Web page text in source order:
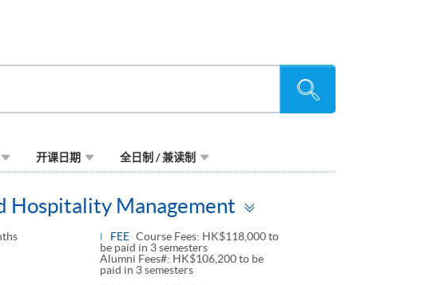
开课日期 全日制 / 兼读制
Hospitality Management
panel
FEE Course Fees: HK$118,000 to
be paid in 3 semesters
Alumni Fees#: HK$106,200 to be
paid in 3 semesters